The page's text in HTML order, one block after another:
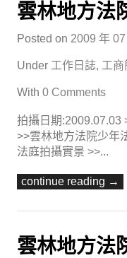
雲林地方法
Posted on 2009 年 07
Under 工作日誌, 工商
With 0 Comments
拍攝日期:2009.07.03
>>雲林地方法院少年
法庭拍攝實景 >>...
continue reading →
雲林地方法